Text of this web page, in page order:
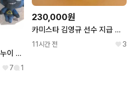
일괄) 케로로 미니 치비누이 키링 인형 시크릿 케로로b
7 1
230,000원
카미스타 김영규 선수 지급 투수 야구 글러브
11시간 전 3